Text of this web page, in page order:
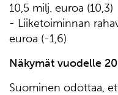
10,5 milj. euroa (10,3)
- Liiketoiminnan
euroa (-1,6)
Näkymät vuodelle
Suominen odottaa,